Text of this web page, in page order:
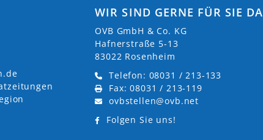
WIR SIND GERNE FÜR SIE DA
OVB GmbH & Co. KG
Hafnerstraße 5-13
83022 Rosenheim
Telefon: 08031 / 213-133
Fax: 08031 / 213-119
ovbstellen@ovb.net
Folgen Sie uns!